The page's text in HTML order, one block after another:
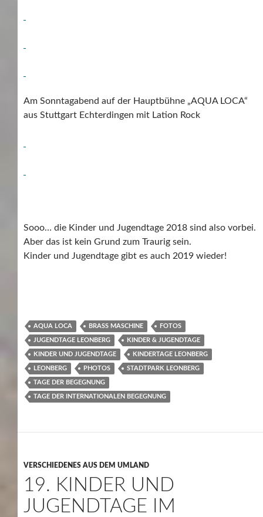
Am Sonntagabend auf der Hauptbühne „AQUA LOCA“
aus Stuttgart Echterdingen mit Lation Rock
Sooo… die Kinder und Jugendtage 2018 sind also vorbei.
Aber das ist kein Grund zum Traurig sein.
Kinder und Jugendtage gibt es auch 2019 wieder!
AQUA LOCA BRASS MASCHINE FOTOS
JUGENDTAGE LEONBERG KINDER & JUGENDTAGE
KINDER UND JUGENDTAGE KINDERTAGE LEONBERG
LEONBERG PHOTOS STADTPARK LEONBERG
TAGE DER BEGEGNUNG
TAGE DER INTERNATIONALEN BEGEGNUNG
VERSCHIEDENES AUS DEM UMLAND
19. KINDER UND
JUGENDTAGE IM